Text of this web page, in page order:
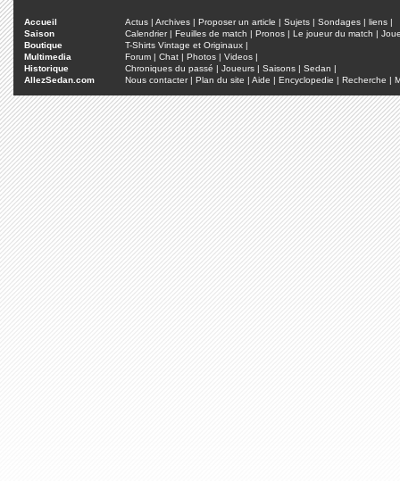
Accueil Actus | Archives | Proposer un article | Sujets | Sondages | liens |
Saison
Calendrier| Feuilles de match | Pronos | Le joueur du match |
Boutique
T-Shirts Vintage et Originaux |
Multimedia
Forum | Chat | Photos | Videos |
Historique
Chroniques du passé | Joueurs | Saisons | Sedan |
AllezSedan.com
Nous contacter| Plan du site | Aide | Encyclopedie | Recherche |